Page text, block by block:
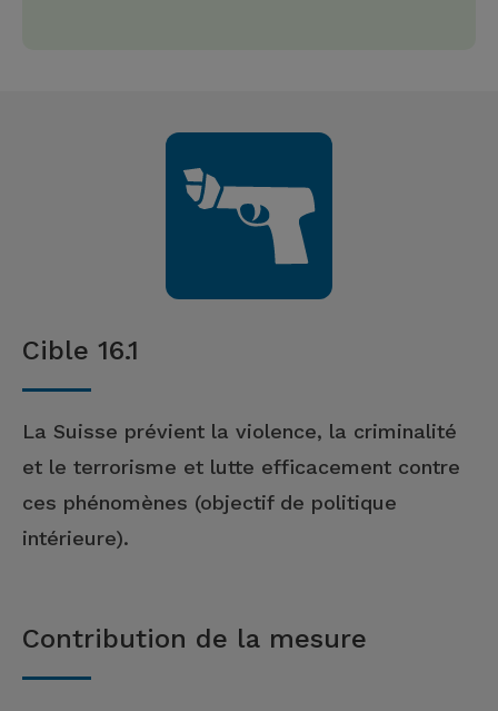
Cible 16.1
La Suisse prévient la violence, la criminalité
et le terrorisme et lutte efficacement contre
ces phénomènes (objectif de politique
intérieure).
Contribution de la mesure